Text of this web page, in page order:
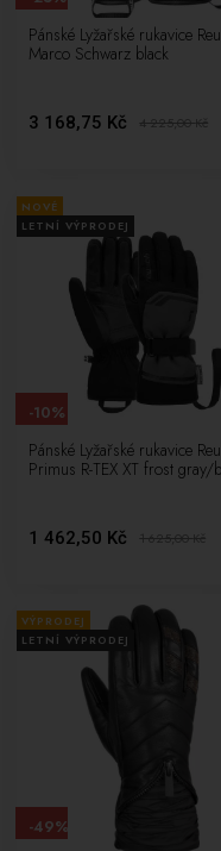
Pánské Lyžařské rukavice
Marco Schwarz black
3 168,75 Kč 4 225,00Kč
NOVÉ
LETNÍ VÝPRODEJ
Pánské Lyžařské rukavice
Primus R-TEX XT frost gray/
1 462,50 Kč 1 625,00Kč
-10%
VÝPRODEJ
LETNÍ VÝPRODEJ
-49%